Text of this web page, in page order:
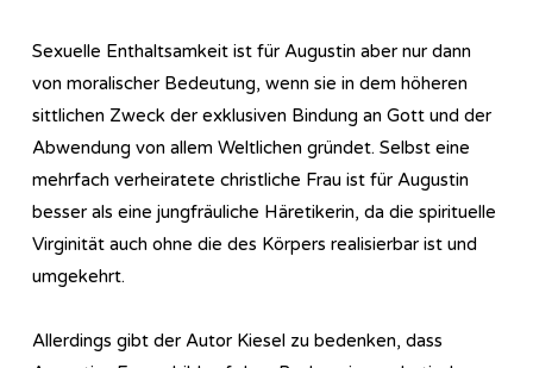
Sexuelle Enthaltsamkeit ist für Augustin aber nur dann
von moralischer Bedeutung, wenn sie in dem höheren
sittlichen Zweck der exklusiven Bindung an Gott und der
Abwendung von allem Weltlichen gründet. Selbst eine
mehrfach verheiratete christliche Frau ist für Augustin
besser als eine jungfräuliche Häretikerin, da die spirituelle
Virginität auch ohne die des Körpers realisierbar ist und
umgekehrt.
Allerdings gibt der Autor Kiesel zu bedenken, dass